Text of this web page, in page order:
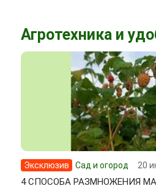
Агротехника и
Эксклюзив Сад и огород 20
4 СПОСОБА РАЗМНОЖЕНИЯ